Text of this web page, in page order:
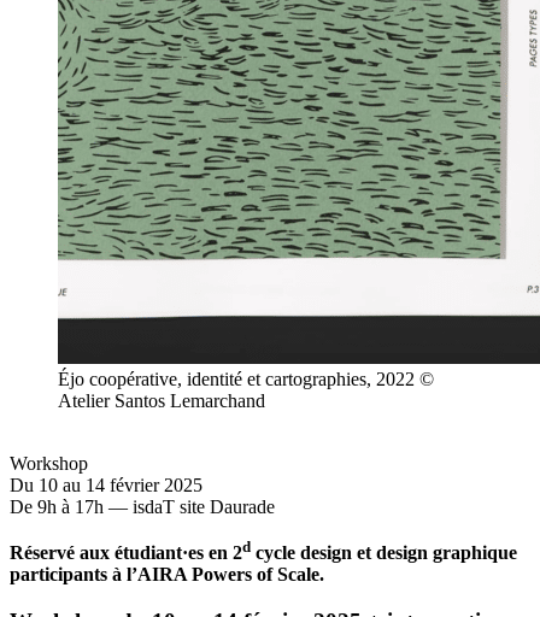
Éjo coopérative, identité et cartographies, 2022 ©
Atelier Santos Lemarchand
Workshop
Du 10 au 14 février 2025
De 9h à 17h — isdaT site Daurade
Réservé aux étudiant·es en 2d cycle design et design graphique
participants à l’AIRA Powers of Scale.